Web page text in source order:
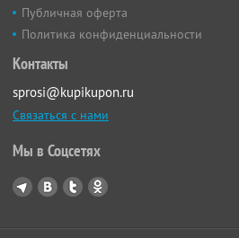
Публичная оферта
Политика конфиденциальности
Контакты
sprosi@kupikupon.ru
Связаться с нами
Мы в Соцсетях